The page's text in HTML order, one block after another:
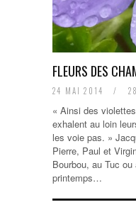
FLEURS DES
24 MAI 2014 /
« Ainsi des
exhalent au loin
les voie pas. »
Pierre, Paul et
Bourbou, au Tuc
printemps…